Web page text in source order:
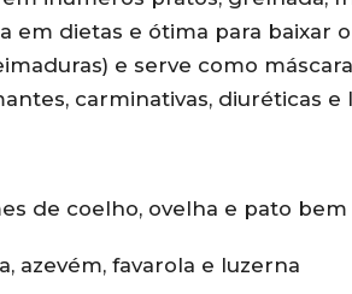
em dietas e ótima para baixar
e serve como
carminativas, diuréticas e
de coelho, ovelha e pato
azevém, favarola e luzerna